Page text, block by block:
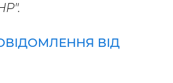
ВІД